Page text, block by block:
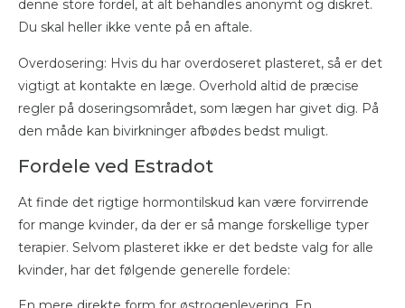
denne store fordel, at alt behandles anonymt og diskret.
Du skal heller ikke vente på en aftale.
Overdosering: Hvis du har overdoseret plasteret, så er det
vigtigt at kontakte en læge. Overhold altid de præcise
regler på doseringsområdet, som lægen har givet dig. På
den måde kan bivirkninger afbødes bedst muligt.
Fordele ved Estradot
At finde det rigtige hormontilskud kan være forvirrende
for mange kvinder, da der er så mange forskellige typer
terapier. Selvom plasteret ikke er det bedste valg for alle
kvinder, har det følgende generelle fordele: